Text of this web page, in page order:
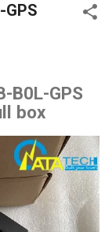
GPS
B0L-GPS
box